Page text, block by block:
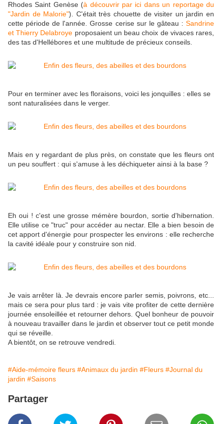
Rhodes Saint Genèse (à découvrir par ici dans un reportage du
"Jardin de Malorie"). C'était très chouette de visiter un jardin en
cette période de l'année. Grosse cerise sur le gâteau : Sandrine
et Thierry Delabroye proposaient un beau choix de vivaces rares,
des tas d'Hellébores et une multitude de précieux conseils.
Pour en terminer avec les floraisons, voici les jonquilles : elles se
sont naturalisées dans le verger.
Mais en y regardant de plus près, on constate que les fleurs ont
un peu souffert : qui s'amuse à les déchiqueter ainsi à la base ?
Eh oui ! c'est une grosse mémère bourdon, sortie d'hibernation.
Elle utilise ce "truc" pour accéder au nectar. Elle a bien besoin de
cet apport d'énergie pour prospecter les environs : elle recherche
la cavité idéale pour y construire son nid.
Je vais arrêter là. Je devrais encore parler semis, poivrons, etc...
mais ce sera pour plus tard : je vais vite profiter de cette dernière
journée ensoleillée et retourner dehors. Quel bonheur de pouvoir
à nouveau travailler dans le jardin et observer tout ce petit monde
qui se réveille.
A bientôt, on se retrouve vendredi.
#Aide-mémoire fleurs #Animaux du jardin #Fleurs #Journal du
jardin #Saisons
Partager